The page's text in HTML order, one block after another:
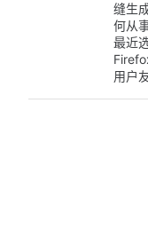
缝生
何从
最近
用户